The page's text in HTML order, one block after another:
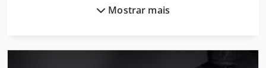
Mostrar mais